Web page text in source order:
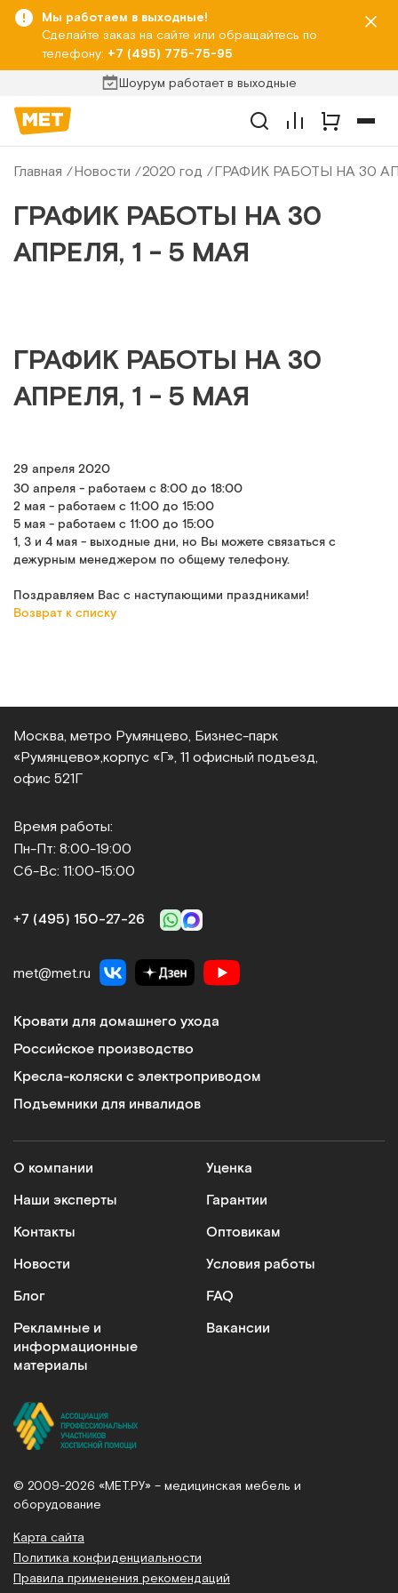
Мы работаем в выходные!
Сделайте заказ на сайте или обращайтесь по
телефону: +7 (495) 775-75-95
Шоурум работает в выходные
Главная Новости 2020 год ГРАФИК РАБОТЫ НА 30
ГРАФИК РАБОТЫ НА 30
АПРЕЛЯ, 1 - 5 МАЯ
ГРАФИК РАБОТЫ НА 30
АПРЕЛЯ, 1 - 5 МАЯ
29 апреля 2020
30 апреля - работаем с 8:00 до 18:00
2 мая - работаем с 11:00 до 15:00
5 мая - работаем с 11:00 до 15:00
1, 3 и 4 мая - выходные дни, но Вы можете связаться с
дежурным менеджером по общему телефону.
Поздравляем Вас с наступающими праздниками!
Возврат к списку
Москва, метро Румянцево, Бизнес‑парк
«Румянцево», корпус «Г», 11 офисный подъезд,
офис 521Г
Время работы:
Пн-Пт: 8:00-19:00
Сб-Вс: 11:00-15:00
+7 (495) 150‑27‑26
met@met.ru
Кровати для домашнего ухода
Российское производство
Кресла-коляски с электроприводом
Подъемники для инвалидов
О компании
Наши эксперты
Контакты
Новости
Блог
Рекламные и
информационные
материалы
Уценка
Гарантии
Оптовикам
Условия работы
FAQ
Вакансии
© 2009-2026 «МЕТ.РУ» – медицинская мебель и
оборудование
Карта сайта
Политика конфиденциальности
Правила применения рекомендаций